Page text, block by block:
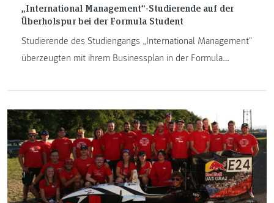
„International Management“-Studierende auf der
Überholspur bei der Formula Student
Studierende des Studiengangs „International Management"
überzeugten mit ihrem Businessplan in der Formula